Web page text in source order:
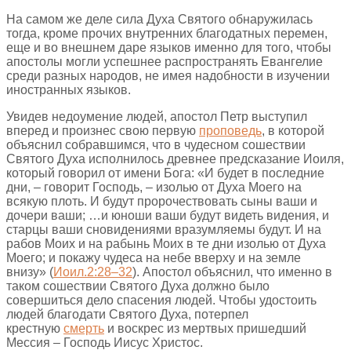
На самом же деле сила Духа Святого обнаружилась
тогда, кроме прочих внутренних благодатных перемен,
еще и во внешнем даре языков именно для того, чтобы
апостолы могли успешнее распространять Евангелие
среди разных народов, не имея надобности в изучении
иностранных языков.
Увидев недоумение людей, апостол Петр выступил
вперед и произнес свою первую проповедь, в которой
объяснил собравшимся, что в чудесном сошествии
Святого Духа исполнилось древнее предсказание Иоиля,
который говорил от имени Бога: «И будет в последние
дни, – говорит Господь, – изолью от Духа Моего на
всякую плоть. И будут пророчествовать сыны ваши и
дочери ваши; …и юноши ваши будут видеть видения, и
старцы ваши сновидениями вразумляемы будут. И на
рабов Моих и на рабынь Моих в те дни изолью от Духа
Моего; и покажу чудеса на небе вверху и на земле
внизу» (Иоил.2:28–32). Апостол объяснил, что именно в
таком сошествии Святого Духа должно было
совершиться дело спасения людей. Чтобы удостоить
людей благодати Святого Духа, потерпел
крестную смерть и воскрес из мертвых пришедший
Мессия – Господь Иисус Христос.